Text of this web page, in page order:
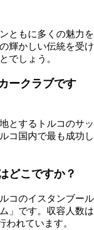
ともに多くの魅力を
輝かしい伝統を受け
でしょう。
ークラブです
とするトルコのサッ
コ国内で最も成功し
どこですか？
コのイスタンブール
」です。収容人数は
われています。